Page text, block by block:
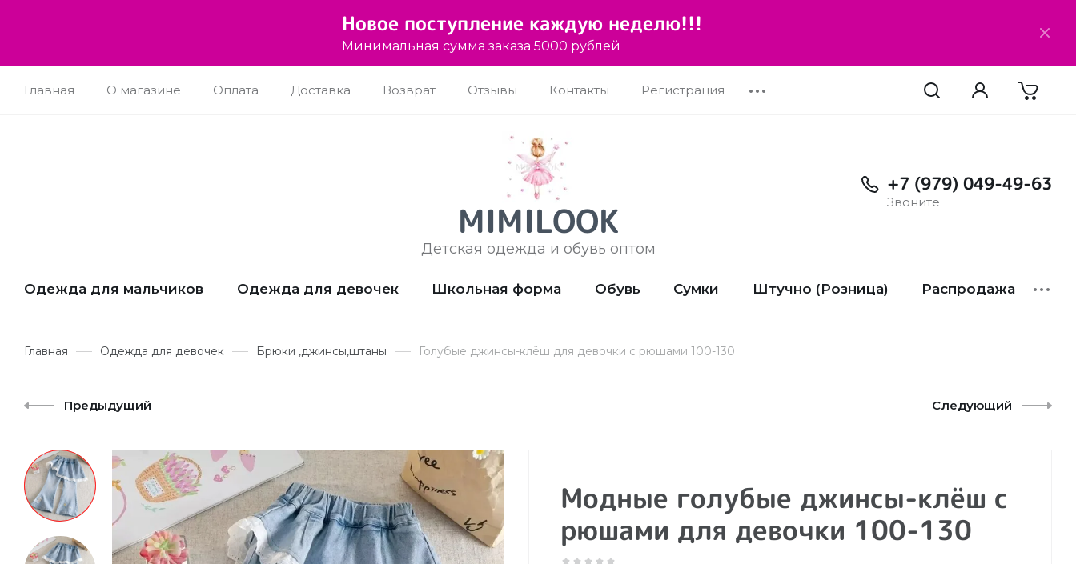
Новое поступление каждую неделю!!!
Минимальная сумма заказа 5000 рублей
Главная О магазине Оплата Доставка Возврат Отзывы Контакты Регистрация •••
MIMILOOK
Детская одежда и обувь оптом
+7 (979) 049-49-63
Звоните
Одежда для мальчиков Одежда для девочек Школьная форма Обувь Сумки Штучно (Розница) Распродажа •••
Главная Одежда для девочек Брюки ,джинсы,штаны Голубые джинсы-клёш для девочки с рюшами 100-130
Предыдущий Следующий
Модные голубые джинсы-клёш с
рюшами для девочки 100-130